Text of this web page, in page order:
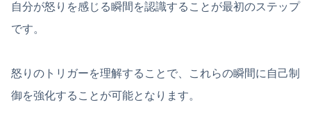
自分が怒りを感じる瞬間を認識することが最初のステップ
です。
怒りのトリガーを理解することで、これらの瞬間に自己制
御を強化することが可能となります。